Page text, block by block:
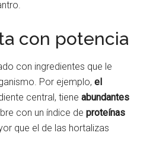
con potencia
con ingredientes que le
Por ejemplo,el
central, tieneabundantes
con un índice deproteínas
que el de las hortalizas